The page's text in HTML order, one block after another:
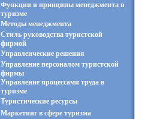
Функции и принципы менеджмента в
туризме
Методы менеджмента
Стиль руководства туристской
фирмой
Управленческие решения
Управление персоналом туристской
фирмы
Управление процессами труда в
туризме
Туристические ресурсы
Маркетинг в сфере туризма